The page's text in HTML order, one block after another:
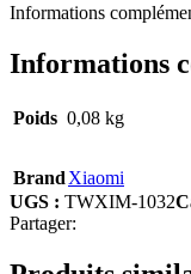
Informations
Informations
Poids 0,08 kg
Brand Xiaomi
UGS : TWXIM-1032
Partager: